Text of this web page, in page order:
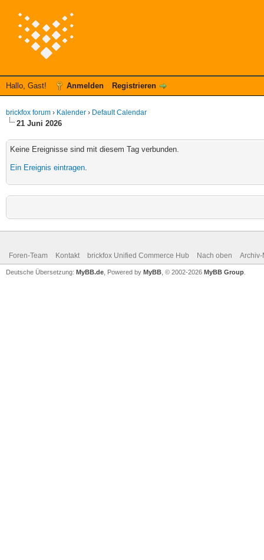
Hallo, Gast! Anmelden Registrieren
brickfox forum › Kalender › Default Calendar
21 Juni 2026
Keine Ereignisse sind mit diesem Tag verbunden.
Ein Ereignis eintragen.
Foren-Team Kontakt brickfox Unified Commerce Hub Nach oben Archiv-
Deutsche Übersetzung: MyBB.de , Powered by MyBB , © 2002-2026 MyBB Group